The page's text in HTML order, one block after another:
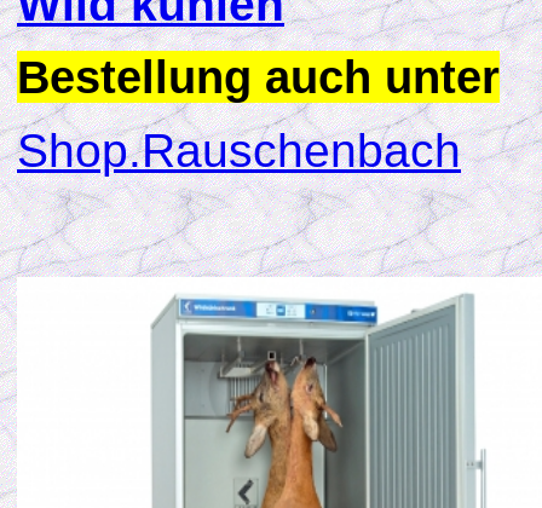
Bestellung auch unter
Shop.Rauschenbach